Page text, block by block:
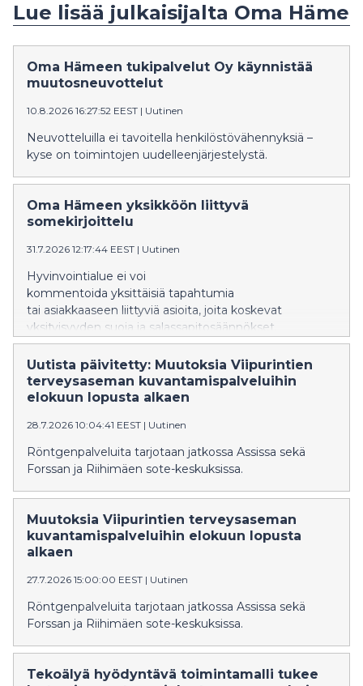
Lue lisää julkaisijalta Oma Häme
Oma Hämeen tukipalvelut Oy käynnistää
muutosneuvottelut
10.8.2026 16:27:52 EEST | Uutinen
Neuvotteluilla ei tavoitella henkilöstövähennyksiä –
kyse on toimintojen uudelleenjärjestelystä.
Oma Hämeen yksikköön liittyvä
somekirjoittelu
31.7.2026 12:17:44 EEST | Uutinen
Hyvinvointialue ei voi
kommentoida yksittäisiä tapahtumia
tai asiakkaaseen liittyviä asioita, joita koskevat
yksityisyyden suoja ja salassapitosäännökset.
Uutista päivitetty: Muutoksia Viipurintien
terveysaseman kuvantamispalveluihin
elokuun lopusta alkaen
28.7.2026 10:04:41 EEST | Uutinen
Röntgenpalveluita tarjotaan jatkossa Assissa sekä
Forssan ja Riihimäen sote-keskuksissa.
Muutoksia Viipurintien terveysaseman
kuvantamispalveluihin elokuun lopusta
alkaen
27.7.2026 15:00:00 EEST | Uutinen
Röntgenpalveluita tarjotaan jatkossa Assissa sekä
Forssan ja Riihimäen sote-keskuksissa.
Tekoälyä hyödyntävä toimintamalli tukee